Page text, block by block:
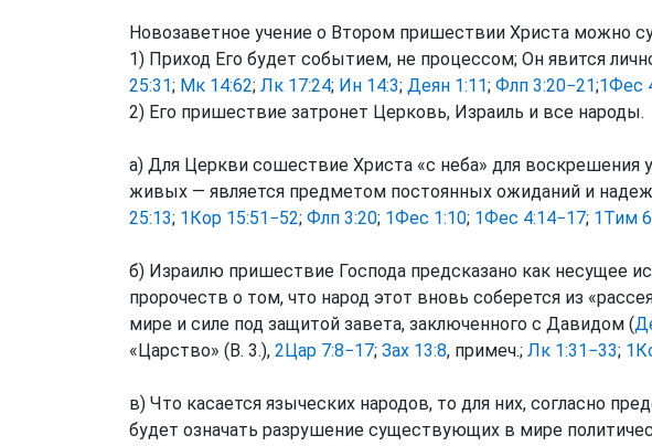
Новозаветное учение о Втором пришествии Христа можно
1) Приход Его будет событием, не процессом; Он явится
25:31; Мк 14:62; Лк 17:24; Ин 14:3; Деян 1:11; Флп 3:20−21;1Фес
2) Его пришествие затронет Церковь, Израиль и все народы.
а) Для Церкви сошествие Христа «с неба» для воскрешения
живых — является предметом постоянных ожиданий и
25:13; 1Кор 15:51−52; Флп 3:20; 1Фес 1:10; 1Фес 4:14−17; 1Тим
б) Израилю пришествие Господа предсказано как несущее
пророчеств о том, что народ этот вновь соберется из
мире и силе под защитой завета, заключенного с Давидом (
«Царство» (В. 3.), 2Цар 7:8−17; Зах 13:8, примеч.; Лк 1:31−33;
в) Что касается языческих народов, то для них, согласно
будет означать разрушение существующих в мире